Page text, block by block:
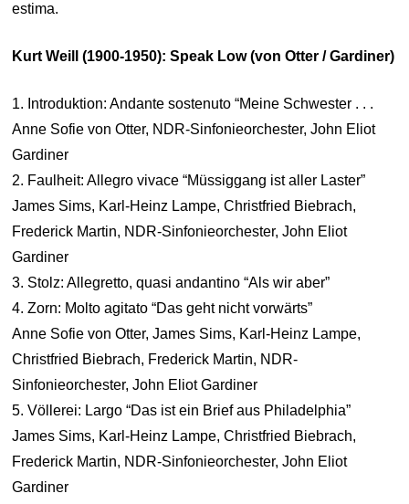
estima.
Kurt Weill (1900-1950): Speak Low (von Otter / Gardiner)
1. Introduktion: Andante sostenuto “Meine Schwester . . .
Anne Sofie von Otter, NDR-Sinfonieorchester, John Eliot
Gardiner
2. Faulheit: Allegro vivace “Müssiggang ist aller Laster”
James Sims, Karl-Heinz Lampe, Christfried Biebrach,
Frederick Martin, NDR-Sinfonieorchester, John Eliot
Gardiner
3. Stolz: Allegretto, quasi andantino “Als wir aber”
4. Zorn: Molto agitato “Das geht nicht vorwärts”
Anne Sofie von Otter, James Sims, Karl-Heinz Lampe,
Christfried Biebrach, Frederick Martin, NDR-
Sinfonieorchester, John Eliot Gardiner
5. Völlerei: Largo “Das ist ein Brief aus Philadelphia”
James Sims, Karl-Heinz Lampe, Christfried Biebrach,
Frederick Martin, NDR-Sinfonieorchester, John Eliot
Gardiner